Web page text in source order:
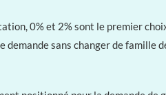
0% et 2% sont le premier
sans changer de famille